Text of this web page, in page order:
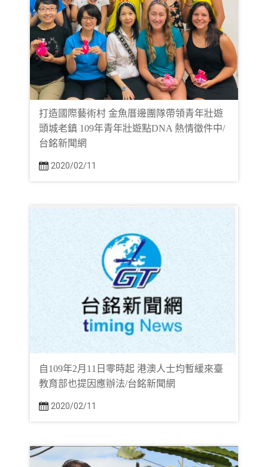
打造國際藝術村 金魚厝邊團隊帶領青年壯遊
頭城老鎮 109年青年壯遊點DNA 熱情徵件中/
台銘新聞網
2020/02/11
自109年2月11日零時起 港澳人士均暫緩來臺
教育部也提因應辦法/台銘新聞網
2020/02/11